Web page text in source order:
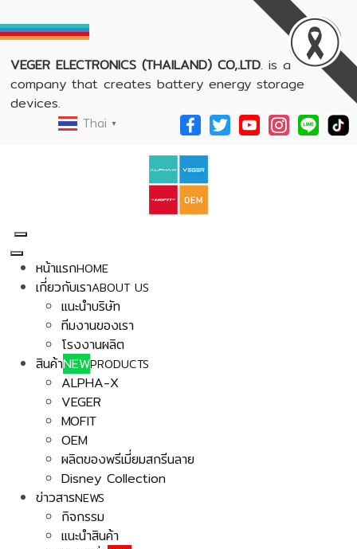
VEGER ELECTRONICS (THAILAND) CO,.LTD. is a
company that creates battery energy storage
devices.
Thai ▼
หน้าแรกHOME
เกี่ยวกับเราABOUT US
แนะนำบริษัท
ทีมงานของเรา
โรงงานผลิต
สินค้าNEWPRODUCTS
ALPHA-X
VEGER
MOFIT
OEM
ผลิตของพรีเมี่ยมสกรีนลาย
Disney Collection
ข่าวสารNEWS
กิจกรรม
แนะนำสินค้า